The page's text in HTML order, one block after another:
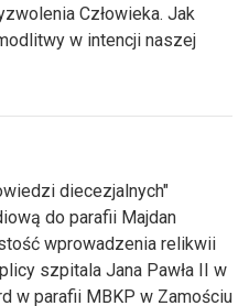
Człowieka. Jak
w intencji naszej
diecezjalnych"
do parafii Majdan
wprowadzenia relikwii
szpitala Jana Pawła II w
w parafii MBKP w Zamościu